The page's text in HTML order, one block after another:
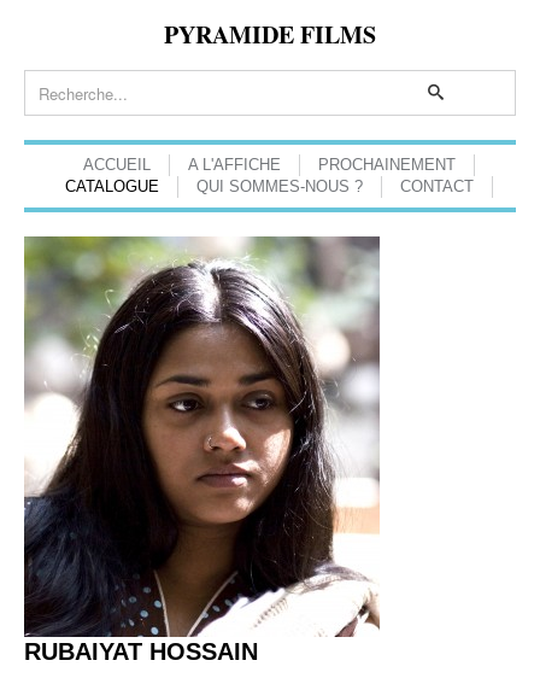
PYRAMIDE FILMS
ACCUEIL A L'AFFICHE
PROCHAINEMENT
CATALOGUE
QUI SOMMES-NOUS ? CONTACT
RUBAIYAT HOSSAIN